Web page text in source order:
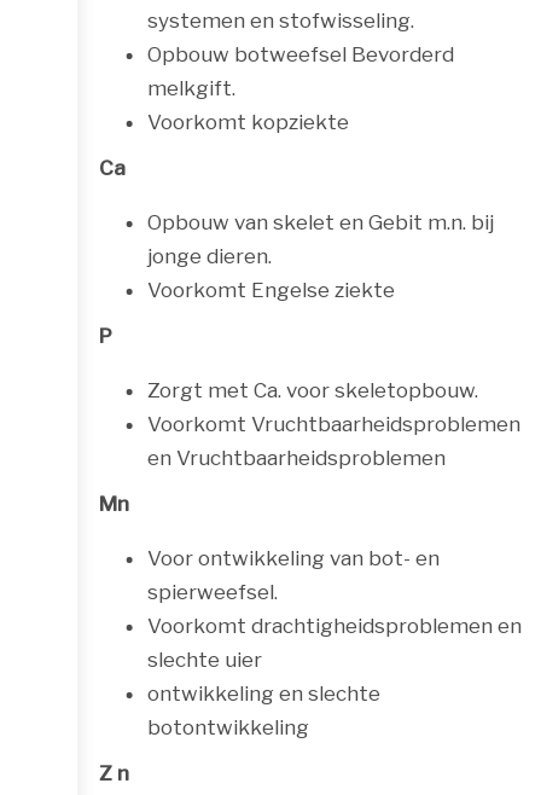
systemen en stofwisseling.
Opbouw botweefsel Bevorderd
melkgift.
Voorkomt kopziekte
Ca
Opbouw van skelet en Gebit m.n. bij
jonge dieren.
Voorkomt Engelse ziekte
P
Zorgt met Ca. voor skeletopbouw.
Voorkomt Vruchtbaarheidsproblemen
en Vruchtbaarheidsproblemen
Mn
Voor ontwikkeling van bot- en
spierweefsel.
Voorkomt drachtigheidsproblemen en
slechte uier
ontwikkeling en slechte
botontwikkeling
Z n